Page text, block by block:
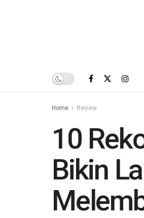
Home Review
10
Bikin